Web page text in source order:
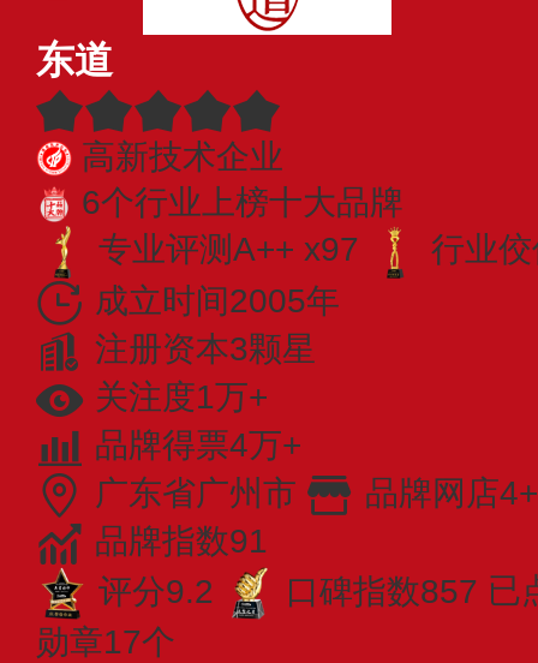
东道
高新技术企业
6个行业上榜十大品牌
专业​评测A++ x97
行业
成立时间2005年
注册资本3颗星
关注度1万+
品牌得票4万+
广东省广州市
品牌网店4+
品牌指数91
评分9.2
口碑指数857 已
勋章17个